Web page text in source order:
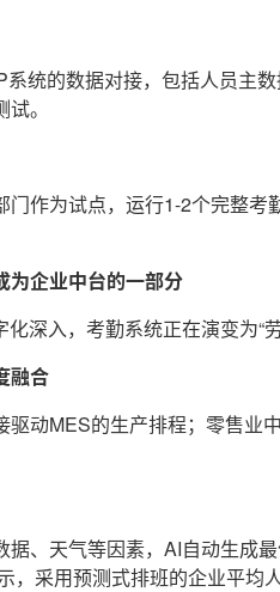
统的数据对接，包括人员主
。
门作为试点，运行1-2个完整
为企业中台的一部分
深入，考勤系统正在演变为“
融合
驱动MES的生产排程；零售业
据、天气等因素，AI自动生成
，采用预测式排班的企业平均